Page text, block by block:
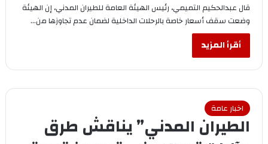
قال عبدالحكيم التميمي، رئيس الهيئة العامة للطيران المدني، إن الهيئة
وضعت سقف أسعار خاصة بالرحلات الداخلية لضمان عدم تجاوزها من…
أقرأ المزيد
اخبار عامة
الطيران المدني” يناقش طرق